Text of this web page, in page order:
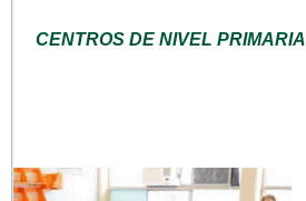
CENTROS DE NIVEL PRIMARIA